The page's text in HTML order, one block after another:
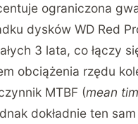
ograniczona
dysków WD Red
3 lata, co łączy
obciążenia rzędu
MTBF (mean
dokładnie ten